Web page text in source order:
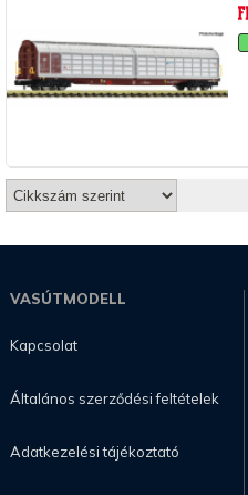
VASÚTMODELL
Kapcsolat
Általános szerződési feltételek
Adatkezelési tájékoztató